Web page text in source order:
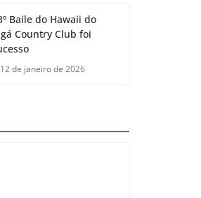
Baile do Hawaii do
Country Club foi
12 de janeiro de 2026